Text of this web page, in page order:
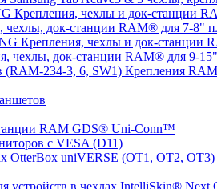
Крепления, чехлы и док-станции
чехлы, док-станции RAM® для 7-8"
Крепления, чехлы и док-станции
чехлы, док-станции RAM® для 9-
Крепления
RAM GDS® Uni-Conn™
с VESA (D11)